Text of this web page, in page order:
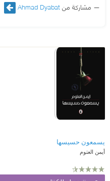
مشاركة منAhmad Dyabat
يسمعون حسيسها
أيمن العتوم